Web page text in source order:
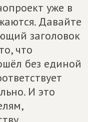
уже в
Давайте
заголовок
что
без единой
И это